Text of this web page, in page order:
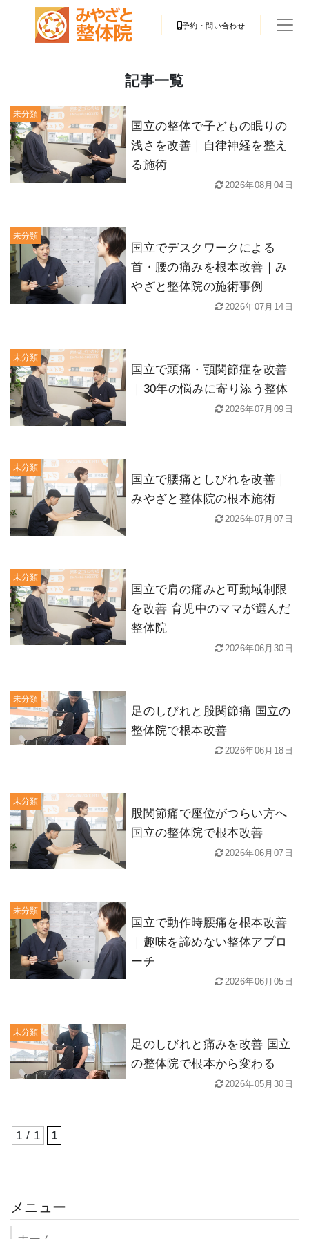
予約・問い合わせ
記事一覧
未分類
国立の整体で子どもの眠りの
浅さを改善｜自律神経を整え
る施術
2026年08月04日
未分類
国立でデスクワークによる
首・腰の痛みを根本改善｜み
やざと整体院の施術事例
2026年07月14日
未分類
国立で頭痛・顎関節症を改善
｜30年の悩みに寄り添う整体
2026年07月09日
未分類
国立で腰痛としびれを改善｜
みやざと整体院の根本施術
2026年07月07日
未分類
国立で肩の痛みと可動域制限
を改善 育児中のママが選んだ
整体院
2026年06月30日
未分類
足のしびれと股関節痛 国立の
整体院で根本改善
2026年06月18日
未分類
股関節痛で座位がつらい方へ
国立の整体院で根本改善
2026年06月07日
未分類
国立で動作時腰痛を根本改善
｜趣味を諦めない整体アプロ
ーチ
2026年06月05日
未分類
足のしびれと痛みを改善 国立
の整体院で根本から変わる
2026年05月30日
1 / 1 1
メニュー